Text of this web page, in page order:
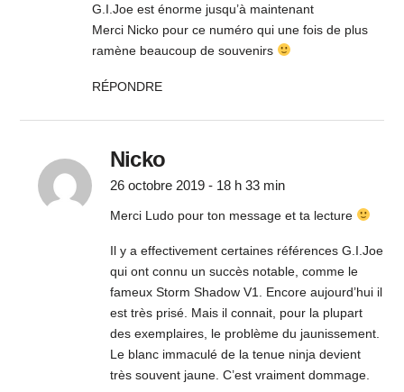
G.I.Joe est énorme jusqu’à maintenant
Merci Nicko pour ce numéro qui une fois de plus
ramène beaucoup de souvenirs
RÉPONDRE
Nicko
26 octobre 2019 - 18 h 33 min
Merci Ludo pour ton message et ta lecture
Il y a effectivement certaines références G.I.Joe
qui ont connu un succès notable, comme le
fameux Storm Shadow V1. Encore aujourd’hui il
est très prisé. Mais il connait, pour la plupart
des exemplaires, le problème du jaunissement.
Le blanc immaculé de la tenue ninja devient
très souvent jaune. C’est vraiment dommage.